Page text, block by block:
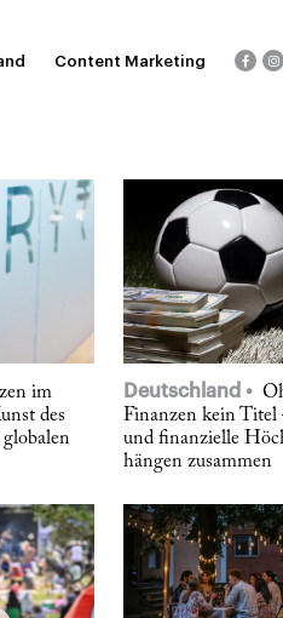
Content Marketing
im
des
Deutschland
Finanzen kein Titel
und finanzielle
hängen zusammen